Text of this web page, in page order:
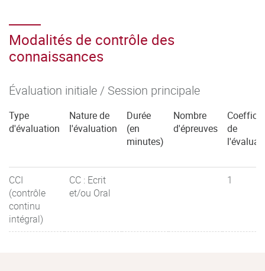
– Mobiliser les acquis académiques en situation
professionnelle
– Développer le projet personnel professionnel"
Modalités de contrôle des
connaissances
Évaluation initiale / Session principale
Type
d'évaluation
Nature de
l'évaluation
Durée
(en
minutes)
Nombre
d'épreuves
de
CCI
(contrôle
continu
intégral)
CC : Ecrit
et/ou Oral
1